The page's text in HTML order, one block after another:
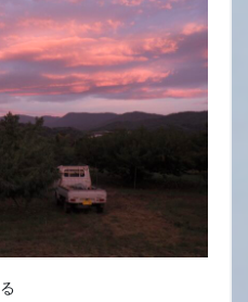
日